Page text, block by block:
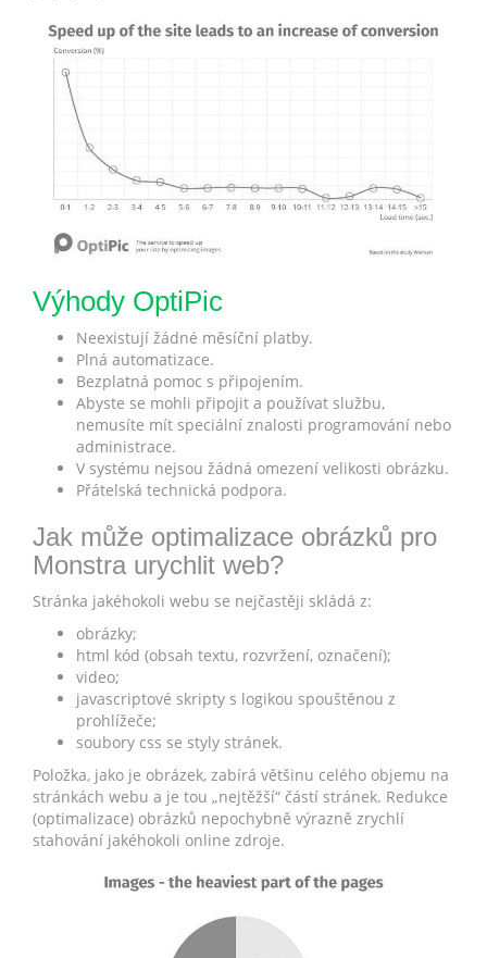
Výhody OptiPic
Neexistují žádné měsíční platby.
Plná automatizace.
Bezplatná pomoc s připojením.
Abyste se mohli připojit a používat službu,
nemusíte mít speciální znalosti programování nebo
administrace.
V systému nejsou žádná omezení velikosti obrázku.
Přátelská technická podpora.
Jak může optimalizace obrázků pro
Monstra urychlit web?
Stránka jakéhokoli webu se nejčastěji skládá z:
obrázky;
html kód (obsah textu, rozvržení, označení);
video;
javascriptové skripty s logikou spouštěnou z
prohlížeče;
soubory css se styly stránek.
Položka, jako je obrázek, zabírá většinu celého objemu na
stránkách webu a je tou „nejtěžší“ částí stránek. Redukce
(optimalizace) obrázků nepochybně výrazně zrychlí
stahování jakéhokoli online zdroje.